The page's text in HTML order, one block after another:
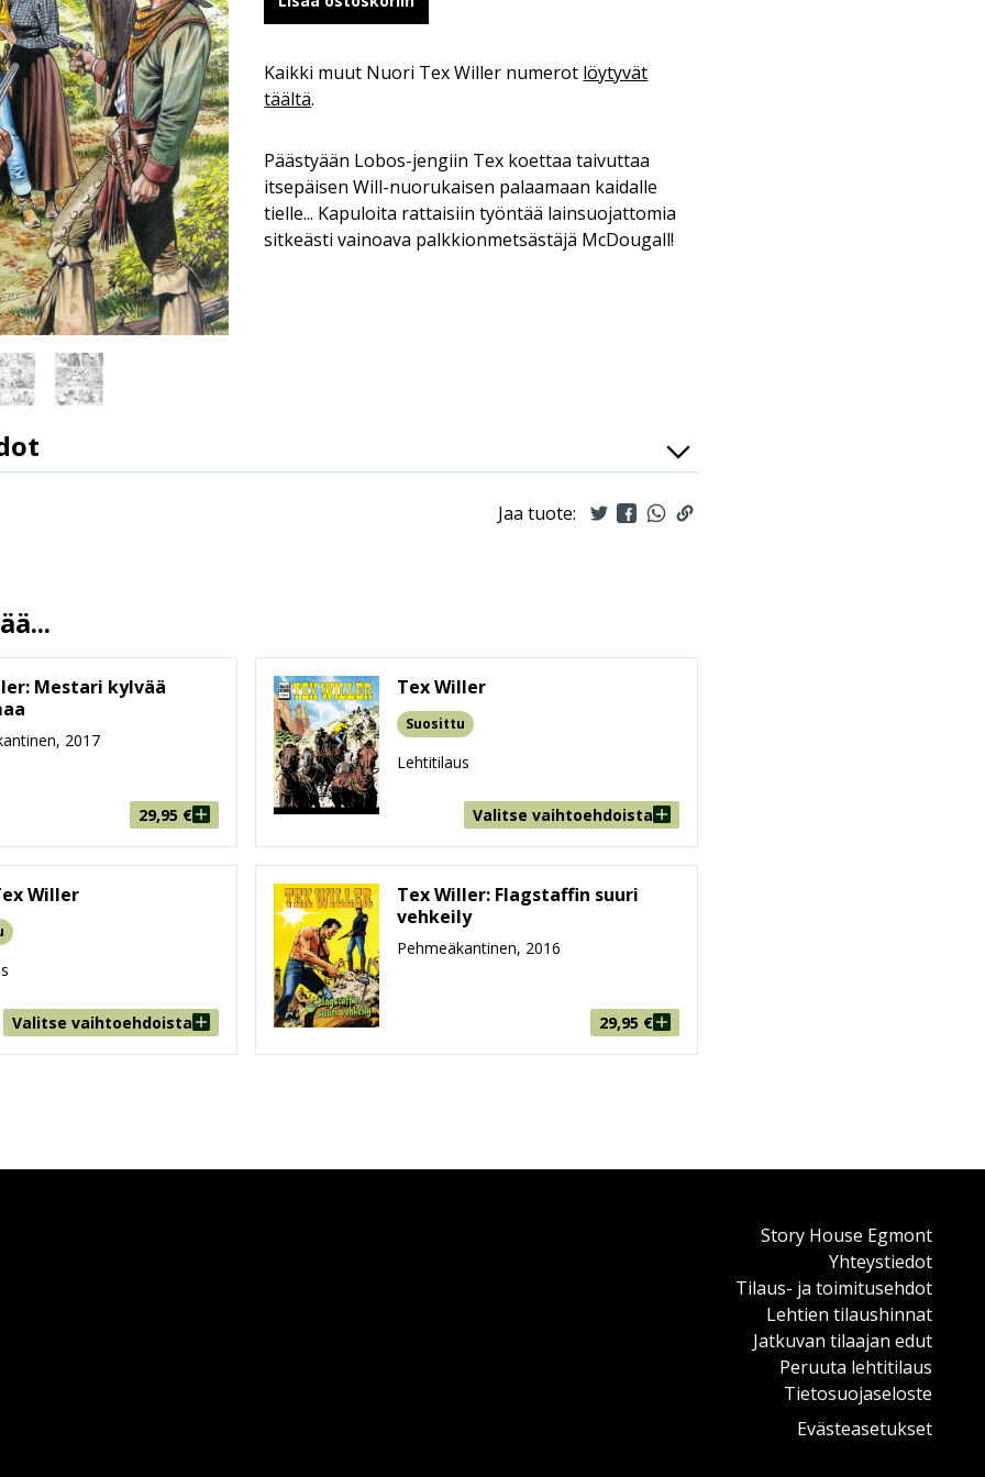
Kaikki muut Nuori Tex Willer numerot löytyvät
täältä.
Päästyään Lobos-jengiin Tex koettaa taivuttaa
itsepäisen Will-nuorukaisen palaamaan kaidalle
tielle... Kapuloita rattaisiin työntää lainsuojattomia
sitkeästi vainoava palkkionmetsästäjä McDougall!
12.5.2021
9-99
Jaa tuote:
Mestari kylvää
2017
29,95 €
Tex Willer
Suosittu
Lehtitilaus
Valitse vaihtoehdoista
Willer
Valitse vaihtoehdoista
Tex Willer: Flagstaffin suuri
vehkeily
Pehmeäkantinen, 2016
29,95 €
Story House Egmont
Yhteystiedot
Tilaus- ja toimitusehdot
Lehtien tilaushinnat
Jatkuvan tilaajan edut
Peruuta lehtitilaus
Tietosuojaseloste
Evästeasetukset